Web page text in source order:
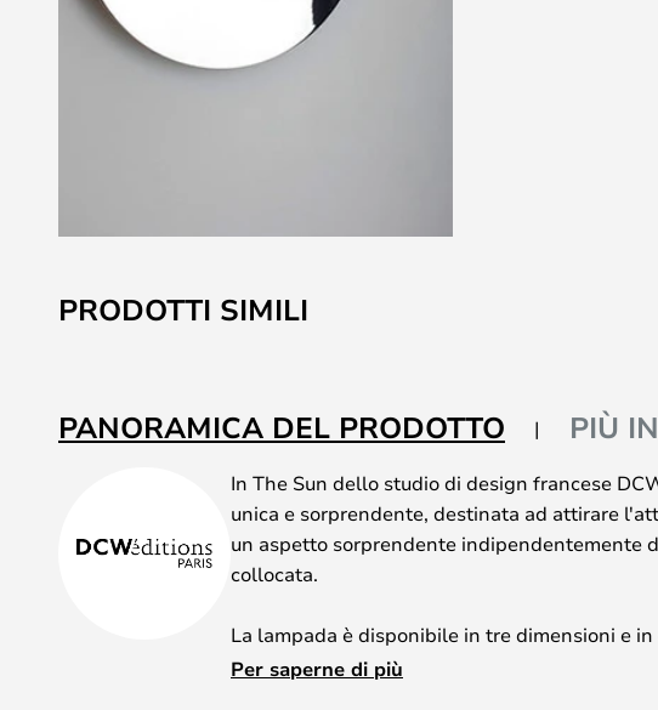
all'inizio
della
immagini
PRODOTTI SIMILI
PANORAMICA DEL PRODOTTO PIÙ
In The Sun dello studio di design francese
unica e sorprendente, destinata ad attirare
un aspetto sorprendente indipendentemente
collocata.
La lampada è disponibile in tre dimensioni e in
combinazioni di oro e argento che
Per saperne di più